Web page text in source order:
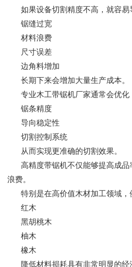
如果设备切割精度不高，就容易
锯缝过宽
材料浪费
尺寸误差
边角料增加
长期下来会增加大量生产成本。
专业木工带锯机厂家通常会优化
锯条精度
导向稳定性
切割控制系统
从而实现更准确的切割效果。
高精度带锯机不仅能够提高成
浪费。
特别是在高价值木材加工领域，
红木
黑胡桃木
柚木
橡木
降低材料损耗具有非常明显的经